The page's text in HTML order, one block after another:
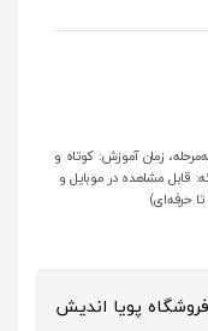
زمان آموزش: کوتاه و
قابل مشاهده در موبایل و
حرفه‌ای)
فروشگاه پویا اندیش